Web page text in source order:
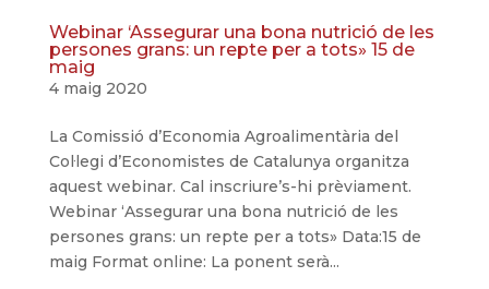
Webinar ‘Assegurar una bona nutrició de les
persones grans: un repte per a tots» 15 de
maig
4 maig 2020
La Comissió d’Economia Agroalimentària del
Col·legi d’Economistes de Catalunya organitza
aquest webinar. Cal inscriure’s-hi prèviament.
Webinar ‘Assegurar una bona nutrició de les
persones grans: un repte per a tots» Data:15 de
maig Format online: La ponent serà...